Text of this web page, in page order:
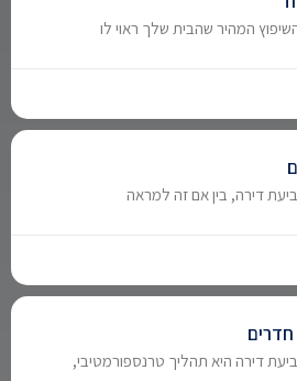
המהיר שהבית שלך ראוי לו
6 חדרים צביעת דירה היא תהליך טרנספורמטיבי,